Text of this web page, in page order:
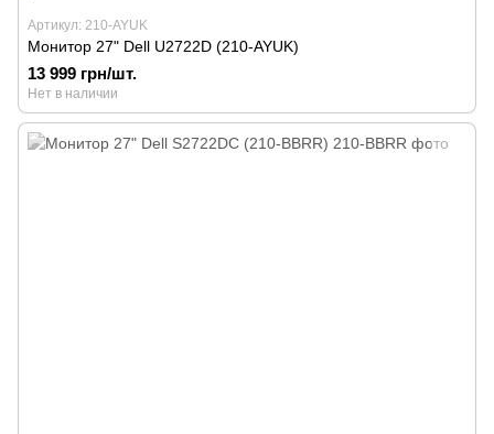
Артикул: 210-AYUK
Монитор 27" Dell U2722D (210-AYUK)
13 999 грн/шт.
Нет в наличии